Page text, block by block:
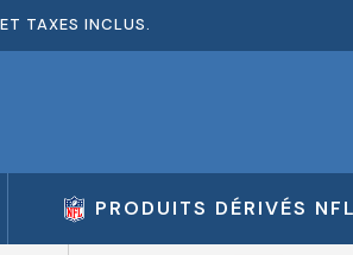
TAXES INCLUS.
PRODUITS DÉRIVÉS NFL